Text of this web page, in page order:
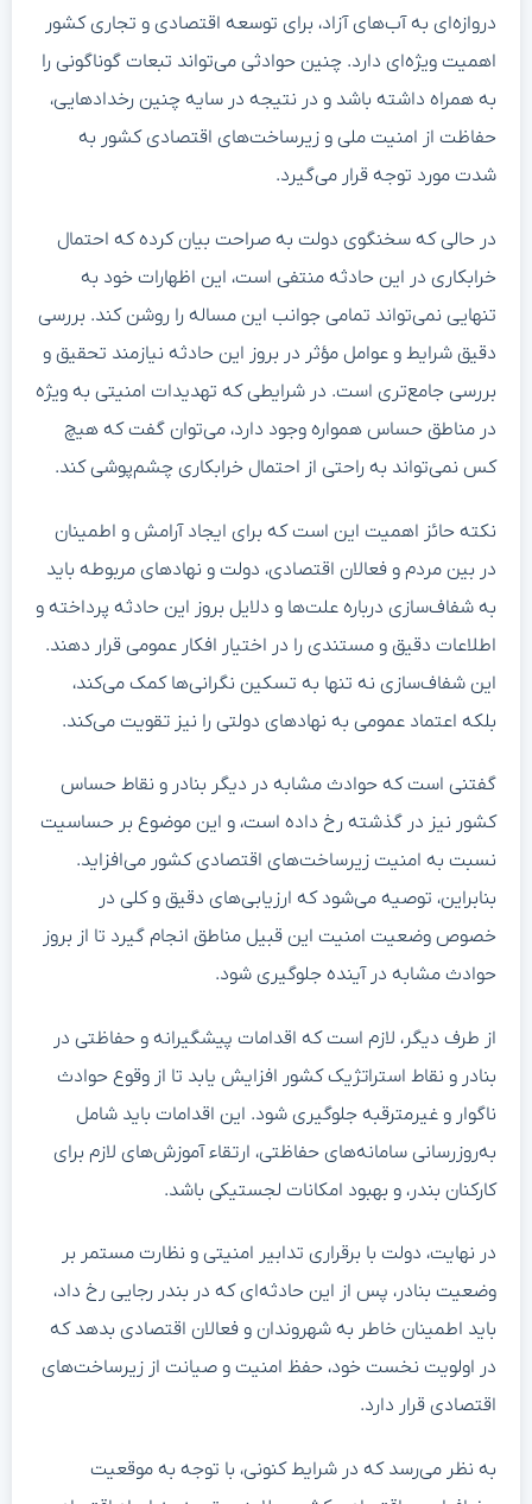
دروازه‌ای به آب‌های آزاد، برای توسعه اقتصادی و تجاری کشور
اهمیت ویژه‌ای دارد. چنین حوادثی می‌تواند تبعات گوناگونی را
به همراه داشته باشد و در نتیجه در سایه چنین رخدادهایی،
حفاظت از امنیت ملی و زیرساخت‌های اقتصادی کشور به
شدت مورد توجه قرار می‌گیرد.
در حالی که سخنگوی دولت به صراحت بیان کرده که احتمال
خرابکاری در این حادثه منتفی است، این اظهارات خود به
تنهایی نمی‌تواند تمامی جوانب این مساله را روشن کند. بررسی
دقیق شرایط و عوامل مؤثر در بروز این حادثه نیازمند تحقیق و
بررسی جامع‌تری است. در شرایطی که تهدیدات امنیتی به ویژه
در مناطق حساس همواره وجود دارد، می‌توان گفت که هیچ
کس نمی‌تواند به راحتی از احتمال خرابکاری چشم‌پوشی کند.
نکته حائز اهمیت این است که برای ایجاد آرامش و اطمینان
در بین مردم و فعالان اقتصادی، دولت و نهادهای مربوطه باید
به شفاف‌سازی درباره علت‌ها و دلایل بروز این حادثه پرداخته و
اطلاعات دقیق و مستندی را در اختیار افکار عمومی قرار دهند.
این شفاف‌سازی نه تنها به تسکین نگرانی‌ها کمک می‌کند،
بلکه اعتماد عمومی به نهادهای دولتی را نیز تقویت می‌کند.
گفتنی است که حوادث مشابه در دیگر بنادر و نقاط حساس
کشور نیز در گذشته رخ داده است، و این موضوع بر حساسیت‌
نسبت به امنیت زیرساخت‌های اقتصادی کشور می‌افزاید.
بنابراین، توصیه می‌شود که ارزیابی‌های دقیق و کلی در
خصوص وضعیت امنیت این قبیل مناطق انجام گیرد تا از بروز
حوادث مشابه در آینده جلوگیری شود.
از طرف دیگر، لازم است که اقدامات پیشگیرانه و حفاظتی در
بنادر و نقاط استراتژیک کشور افزایش یابد تا از وقوع حوادث
ناگوار و غیرمترقبه جلوگیری شود. این اقدامات باید شامل
به‌روزرسانی سامانه‌های حفاظتی، ارتقاء آموزش‌های لازم برای
کارکنان بندر، و بهبود امکانات لجستیکی باشد.
در نهایت، دولت با برقراری تدابیر امنیتی و نظارت مستمر بر
وضعیت بنادر، پس از این حادثه‌ای که در بندر رجایی رخ داد،
باید اطمینان خاطر به شهروندان و فعالان اقتصادی بدهد که
در اولویت نخست خود، حفظ امنیت و صیانت از زیرساخت‌های
اقتصادی قرار دارد.
به نظر می‌رسد که در شرایط کنونی، با توجه به موقعیت